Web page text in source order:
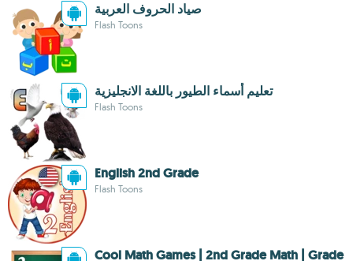
صياد الحروف العربية
Flash Toons
تعليم أسماء الطيور باللغة الانجليزية
Flash Toons
English 2nd Grade
Flash Toons
Cool Math Games | 2nd Grade Math | Grade